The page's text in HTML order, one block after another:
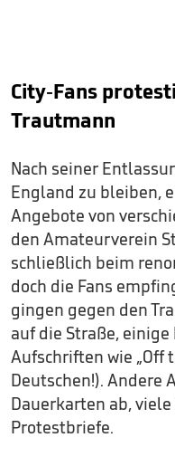
City-Fans
Trautmann
Nach seiner
England zu bleiben,
Angebote von
den Amateurverein
schließlich beim
doch die Fans
gingen gegen den
auf die Straße,
Aufschriften wie „Off
Deutschen!). Andere
Dauerkarten ab,
Protestbriefe.